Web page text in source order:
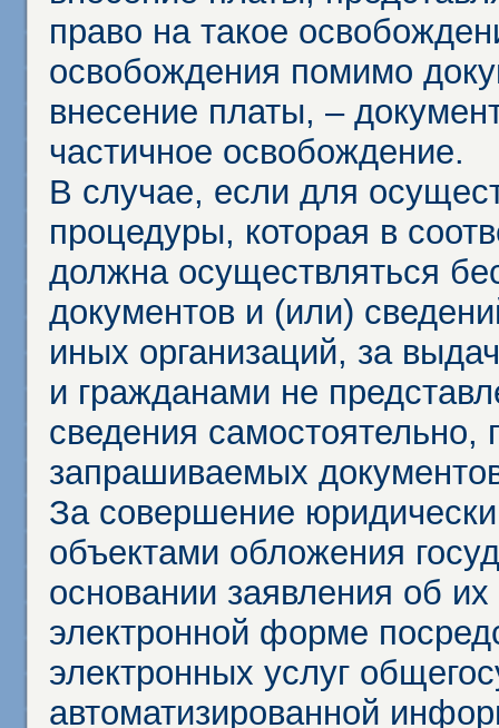
право на такое
освобождения помимо
внесение платы, –
частичное освобождение.
В случае, если для
процедуры, которая в
должна осуществляться
документов и (или)
иных организаций, за
и гражданами не
сведения
запрашиваемых
За совершение
объектами обложения
основании заявления об
электронной форме
электронных услуг
автоматизированной